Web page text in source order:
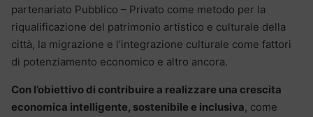
partenariato Pubblico – Privato come metodo per la
riqualificazione del patrimonio artistico e culturale della
città, la migrazione e l’integrazione culturale come fattori
di potenziamento economico e altro ancora.
Con l’obiettivo di contribuire a realizzare una crescita
economica intelligente, sostenibile e inclusiva, come